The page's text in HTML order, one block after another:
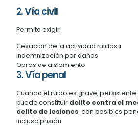
2. Vía civil
Permite exigir:
Cesación de la actividad ruidosa
Indemnización por daños
Obras de aislamiento
3. Vía penal
Cuando el ruido es grave, persistente
puede constituir delito contra el
delito de lesiones, con posibles
incluso prisión.